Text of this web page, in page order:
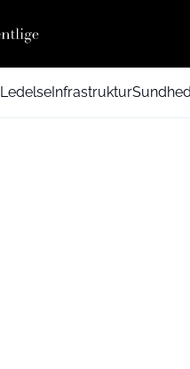
LedelseInfrastrukturSundhed